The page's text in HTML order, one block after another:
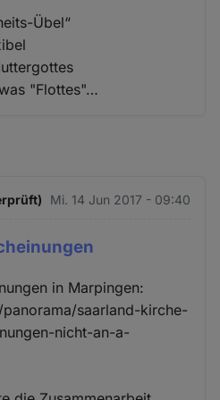
Übel“
"Flottes"…
Mi. 14 Jun 2017 - 09:40
in Marpingen:
saarland-kirche-
nicht-an-a-